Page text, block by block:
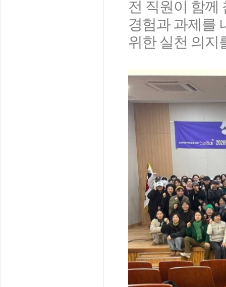
전 직원이 함께
경험과 과제를
위한 실천 의지